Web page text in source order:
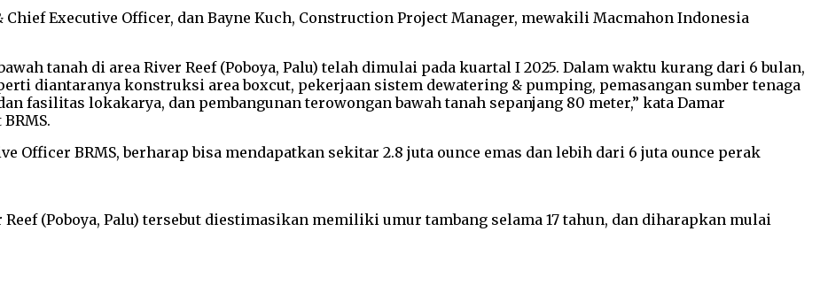
Executive Officer, dan Bayne Kuch, Construction Project Manager, mewakili Macmahon Indonesia
tanah di area River Reef (Poboya, Palu) telah dimulai pada kuartal I 2025. Dalam waktu kurang dari 6 bulan,
diantaranya konstruksi area boxcut, pekerjaan sistem dewatering & pumping, pemasangan sumber tenaga
fasilitas lokakarya, dan pembangunan terowongan bawah tanah sepanjang 80 meter,” kata Damar
Officer BRMS, berharap bisa mendapatkan sekitar 2.8 juta ounce emas dan lebih dari 6 juta ounce perak
(Poboya, Palu) tersebut diestimasikan memiliki umur tambang selama 17 tahun, dan diharapkan mulai